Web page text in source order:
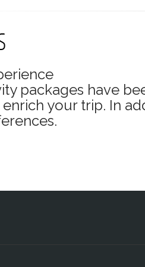
palacio barroco donde podrá
El concierto tiene dos partes:
Polkas y Sardas reminiscencia del
packages have
your trip. In